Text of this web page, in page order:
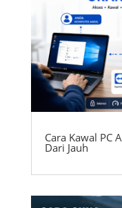
Cara Kawal PC
Dari Jauh